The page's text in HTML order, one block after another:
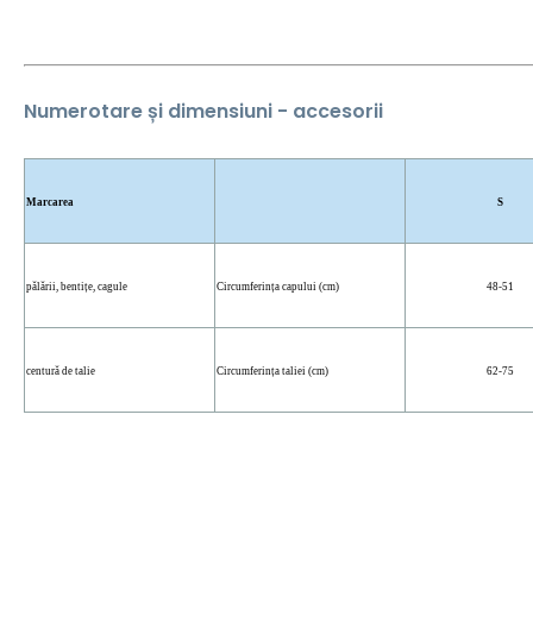
Numerotare și dimensiuni - accesorii
Marcarea S
pălării, bentițe, cagule Circumferința capului (cm) 48-51
centură de talie Circumferința taliei (cm) 62-75